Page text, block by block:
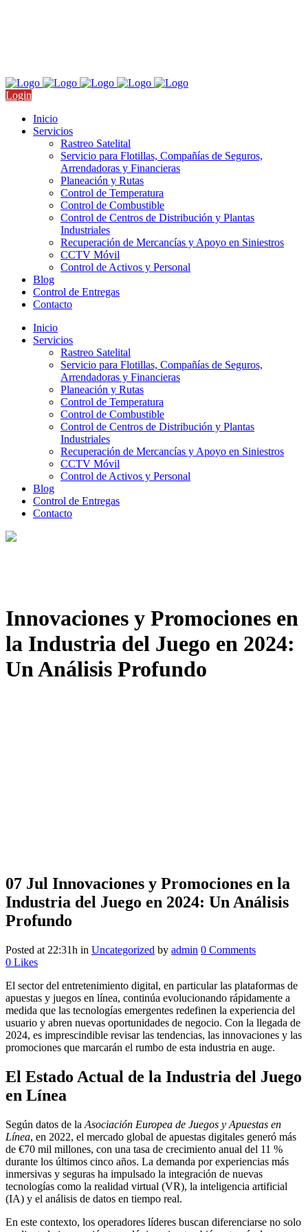
Login
Inicio
Servicios
Rastreo Satelital
Servicio para Flotillas, Compañías de Seguros,
Arrendadoras y Financieras
Planeación y Rutas
Control de Temperatura
Control de Combustible
Control de Centros de Distribución y Plantas
Industriales
Recuperación de Mercancías y Apoyo en Siniestros
CCTV Móvil
Control de Activos y Personal
Blog
Control de Entregas
Contacto
Inicio
Servicios
Rastreo Satelital
Servicio para Flotillas, Compañías de Seguros,
Arrendadoras y Financieras
Planeación y Rutas
Control de Temperatura
Control de Combustible
Control de Centros de Distribución y Plantas
Industriales
Recuperación de Mercancías y Apoyo en Siniestros
CCTV Móvil
Control de Activos y Personal
Blog
Control de Entregas
Contacto
Innovaciones y Promociones en
la Industria del Juego en 2024:
Un Análisis Profundo
07 Jul Innovaciones y Promociones en la
Industria del Juego en 2024: Un Análisis
Profundo
Posted at 22:31h in Uncategorized by admin 0 Comments
0 Likes
El sector del entretenimiento digital, en particular las plataformas de
apuestas y juegos en línea, continúa evolucionando rápidamente a
medida que las tecnologías emergentes redefinen la experiencia del
usuario y abren nuevas oportunidades de negocio. Con la llegada de
2024, es imprescindible revisar las tendencias, las innovaciones y las
promociones que marcarán el rumbo de esta industria en auge.
El Estado Actual de la Industria del Juego
en Línea
Según datos de la Asociación Europea de Juegos y Apuestas en
Línea, en 2022, el mercado global de apuestas digitales generó más
de €70 mil millones, con una tasa de crecimiento anual del 11 %
durante los últimos cinco años. La demanda por experiencias más
inmersivas y seguras ha impulsado la integración de nuevas
tecnologías como la realidad virtual (VR), la inteligencia artificial
(IA) y el análisis de datos en tiempo real.
En este contexto, los operadores líderes buscan diferenciarse no solo